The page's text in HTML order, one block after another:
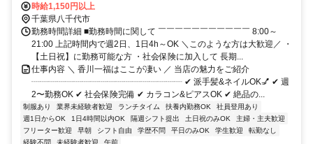
時給1,150円以上
千葉県八千代市
勤務時間詳細 ■勤務時間に関して ￣￣￣￣￣￣￣￣￣￣￣ 8:00～
21:00 上記時間内で週2日、1日4h～OK ＼このような方は大歓迎／ ・
【土日祝】に勤務可能な方 ・社会保険に加入して 長期...
仕事内容 ＼ 香川一福はここが凄い ／ 当店の魅力をご紹介
┈┈┈┈┈┈┈┈┈┈┈┈┈┈┈┈┈┈ ✔ 派手髪&ネイルOK💅 ✔ 週
2〜勤務OK ✔ 社会保険完備 ✔ カラコン&ピアスOK ✔ 絶品の...
制服あり 業界未経験者歓迎 ランチタイム 扶養内勤務OK
社員登用あり
週1日からOK
1日4時間以内OK 隔週シフト提出 土日祝のみOK
主婦・主夫歓迎
フリーター歓迎
早朝 シフト自由 学歴不問 平日のみOK 学生歓迎
転勤なし
経験不問
未経験者歓迎 午前